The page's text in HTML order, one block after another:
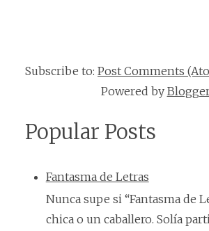
Subscribe to: Post Comments
Powered by Blogger
Popular Posts
Fantasma de Letras
Nunca supe si “Fantasma de
chica o un caballero. Solía